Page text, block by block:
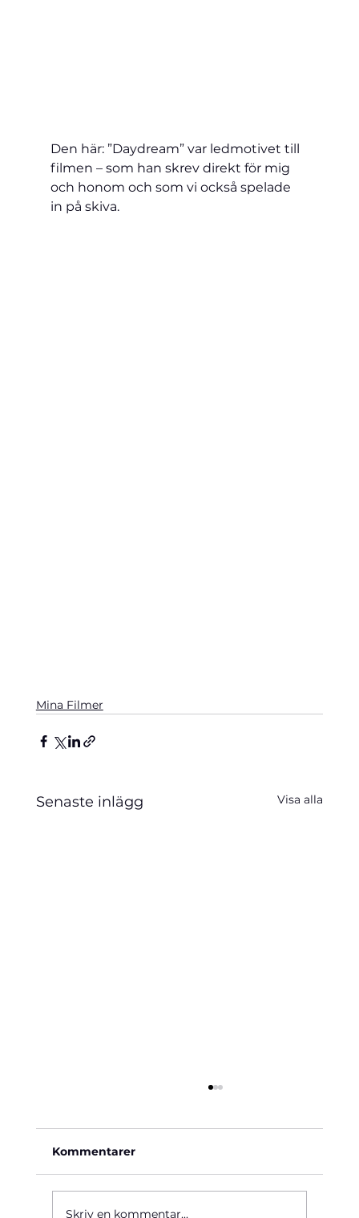
Den här: ”Daydream” var ledmotivet till
filmen – som han skrev direkt för mig
och honom och som vi också spelade
in på skiva.
Mina Filmer
Senaste inlägg Visa alla
Bröllopsbesväg 1964
Kommentarer
Skriv en kommentar...